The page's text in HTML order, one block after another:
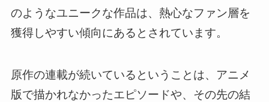
のようなユニークな作品は、熱心なファン層を
獲得しやすい傾向にあるとされています。
原作の連載が続いているということは、アニメ
版で描かれなかったエピソードや、その先の結